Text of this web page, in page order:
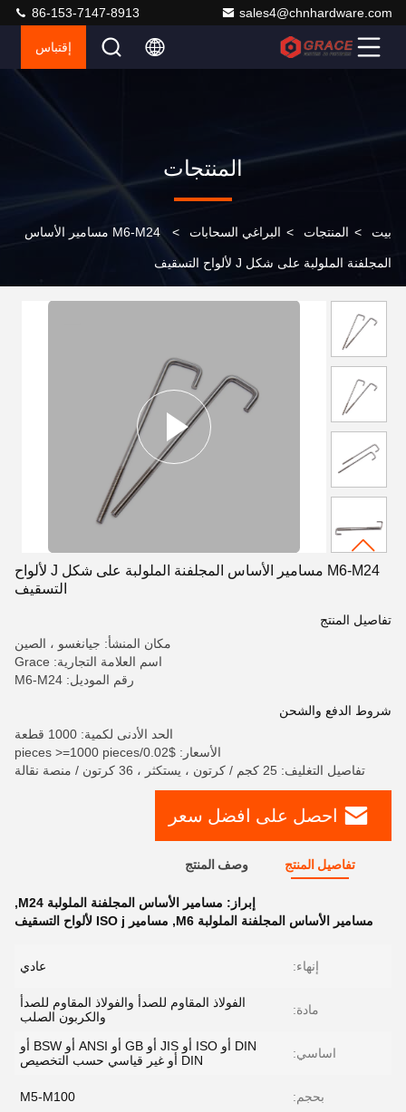
sales4@chnhardware.com
86-153-7147-8913
إقتباس
المنتجات
بيت > المنتجات > البراغي السحابات > M6-M24 مسامير الأساس
المجلفنة الملولبة على شكل J لألواح التسقيف
M6-M24 مسامير الأساس المجلفنة الملولبة على شكل J لألواح
التسقيف
تفاصيل المنتج
مكان المنشأ: جيانغسو ، الصين
اسم العلامة التجارية: Grace
رقم الموديل: M6-M24
شروط الدفع والشحن
الحد الأدنى لكمية: 1000 قطعة
الأسعار: $0.02/pieces >=1000 pieces
تفاصيل التغليف: 25 كجم / كرتون ، يستكثر ، 36 كرتون / منصة نقالة
احصل على افضل سعر
تفاصيل المنتج وصف المنتج
إبراز: مسامير الأساس المجلفنة الملولبة M24
,
مسامير الأساس المجلفنة الملولبة M6
, مسامير ISO j لألواح التسقيف
إنهاء: عادي
مادة:
الفولاذ المقاوم للصدأ والفولاذ المقاوم للصدأ
والكربون الصلب
اساسي:
DIN أو ISO أو JIS أو GB أو ANSI أو BSW أو
DIN أو غير قياسي حسب التخصيص
بحجم: M5-M100